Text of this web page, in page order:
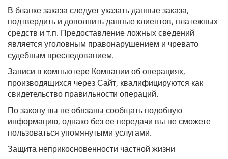
В бланке заказа следует указать данные заказа,
подтвердить и дополнить данные клиентов, платежных
средств и т.п. Предоставление ложных сведений
является уголовным правонарушением и чревато
судебным преследованием.
Записи в компьютере Компании об операциях,
производящихся через Сайт, квалифицируются как
свидетельство правильности операций.
По закону вы не обязаны сообщать подобную
информацию, однако без ее передачи вы не сможете
пользоваться упомянутыми услугами.
Защита неприкосновенности частной жизни